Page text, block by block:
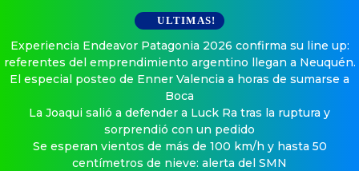
ULTIMAS!
Experiencia Endeavor Patagonia 2026 confirma su line up:
referentes del emprendimiento argentino llegan a Neuquén.
El especial posteo de Enner Valencia a horas de sumarse a
Boca
La Joaqui salió a defender a Luck Ra tras la ruptura y
sorprendió con un pedido
Se esperan vientos de más de 100 km/h y hasta 50
centímetros de nieve: alerta del SMN